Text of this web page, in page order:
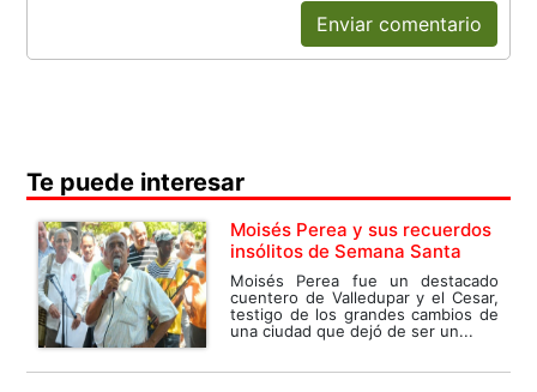
Enviar comentario
Te puede interesar
Moisés Perea y sus recuerdos
insólitos de Semana Santa
Moisés Perea fue un destacado
cuentero de Valledupar y el Cesar,
testigo de los grandes cambios de
una ciudad que dejó de ser un...